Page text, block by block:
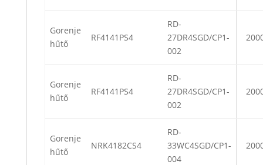
Gorenje
hűtő
RF4141PS4
RD-
27DR4SGD/CP1-
002
Gorenje
hűtő
RF4141PS4
RD-
27DR4SGD/CP1-
002
Gorenje
hűtő
NRK4182CS4
RD-
33WC4SGD/CP1-
004